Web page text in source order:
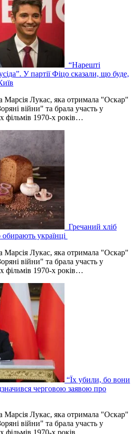
“Нарешті
У партії Фіцо сказали, що буде,
Марсія Лукас, яка отримала "Оскар"
війни" та брала участь у
фільмів 1970-х років…
Гречаний хліб
українці
Марсія Лукас, яка отримала "Оскар"
війни" та брала участь у
фільмів 1970-х років…
“Їх убили, бо вони
черговою заявою про
Марсія Лукас, яка отримала "Оскар"
війни" та брала участь у